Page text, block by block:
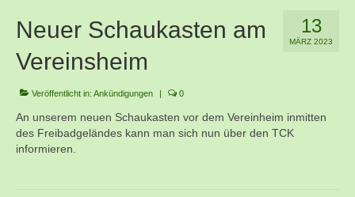
Training
Unsere Trainingszeiten
Veranstaltungen
13
MÄRZ 2023
Neuer Schaukasten am
Vereinsheim
Veröffentlicht in: Ankündigungen | 0
An unserem neuen Schaukasten vor dem Vereinheim inmitten
des Freibadgeländes kann man sich nun über den TCK
informieren.